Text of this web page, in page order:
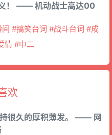
！ —— 机动战士高达00
#搞笑台词 #战斗台词 #成
情 #中二
欢
很久的厚积薄发。 —— 网